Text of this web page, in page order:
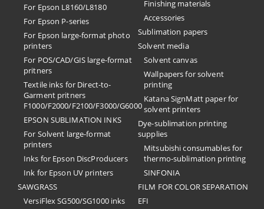
For Epson L8160/L8180
For Epson P-series
For Epson large-format photo
printers
For POS/CAD/GIS large-format
pritners
Textile inks for Direct-to-
Garment pritners
F1000/F2000/F2100/F3000/G6000
EPSON SUBLIMATION INKS
For Solvent large-format
printers
Inks for Epson DiscProducers
Ink for Epson UV printers
SAWGRASS
VersiFlex SG500/SG1000 inks
Finishing materials
Accessories
Sublimation papers
Solvent media
Solvent canvas
Wallpapers for solvent
printing
Katana SignMatt paper for
solvent printers
Dye-sublimation printing
supplies
Mitsubishi consumables for
thermo-sublimation printing
SINFONIA
FILM FOR COLOR SEPARATION
EFI